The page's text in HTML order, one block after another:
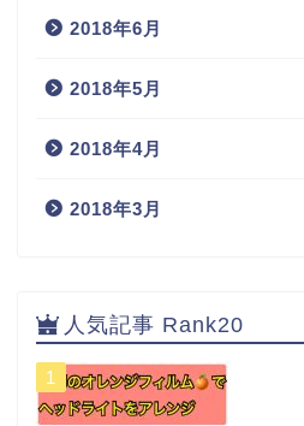
2018年6月
2018年5月
2018年4月
2018年3月
人気記事 Rank20